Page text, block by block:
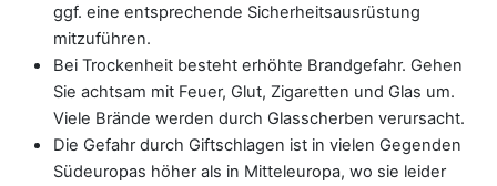
ggf. eine entsprechende Sicherheitsausrüstung
mitzuführen.
Bei Trockenheit besteht erhöhte Brandgefahr. Gehen
Sie achtsam mit Feuer, Glut, Zigaretten und Glas um.
Viele Brände werden durch Glasscherben verursacht.
Die Gefahr durch Giftschlagen ist in vielen Gegenden
Südeuropas höher als in Mitteleuropa, wo sie leider